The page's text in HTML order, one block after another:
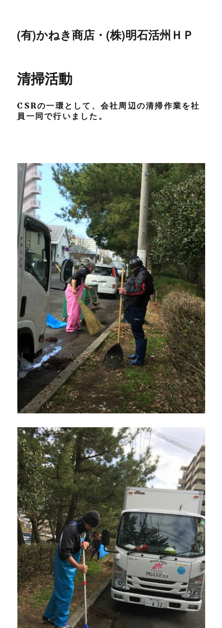
(有)かねき商店・(株)明石活州ＨＰ
清掃活動
CSRの一環として、会社周辺の清掃作業を社
員一同で行いました。